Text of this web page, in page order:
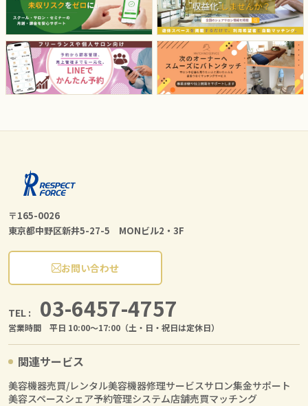
〒165-0026
東京都中野区新井5-27-5 MONビル2・3F
お問い合わせ
TEL : 03-6457-4757
営業時間 平日 10:00〜17:00（土・日・祝日は定休日）
関連サービス
美容機器売買/レンタル美容機器修理サービスサロン集金サポート
美容スペースシェア予約管理システム店舗売買マッチング